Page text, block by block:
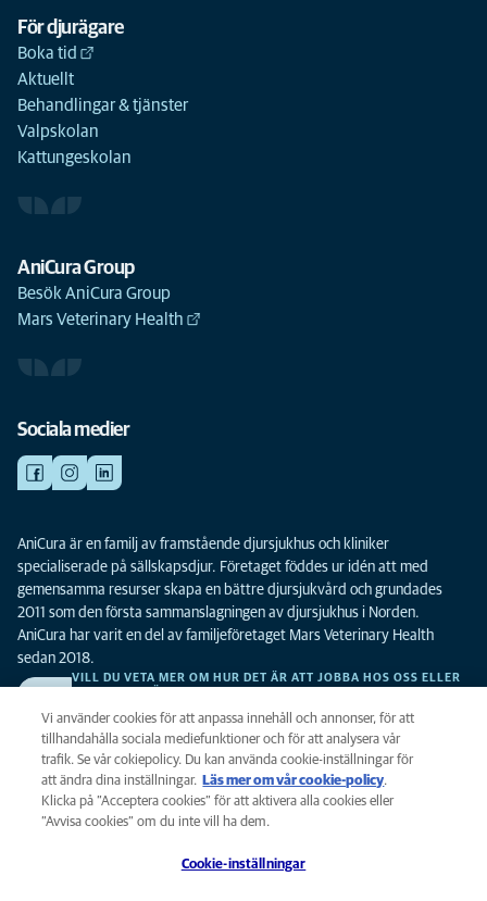
För djurägare
Boka tid
Aktuellt
Behandlingar & tjänster
Valpskolan
Kattungeskolan
AniCura Group
Besök AniCura Group
Mars Veterinary Health
Sociala medier
AniCura är en familj av framstående djursjukhus och kliniker
specialiserade på sällskapsdjur. Företaget föddes ur idén att med
gemensamma resurser skapa en bättre djursjukvård och grundades
2011 som den första sammanslagningen av djursjukhus i Norden.
AniCura har varit en del av familjeföretaget Mars Veterinary Health
sedan 2018.
VILL DU VETA MER OM HUR DET ÄR ATT JOBBA HOS OSS ELLER
Integritet
Legalt
Vi använder cookies för att anpassa innehåll och annonser, för att
tillhandahålla sociala mediefunktioner och för att analysera vår
trafik. Se vår cokiepolicy. Du kan använda cookie-inställningar för
att ändra dina inställningar.
Läs mer om vår cookie-policy(opens in a
new tab)
.
Klicka på ”Acceptera cookies” för att aktivera alla cookies eller
”Avvisa cookies” om du inte vill ha dem.
Cookie-inställningar